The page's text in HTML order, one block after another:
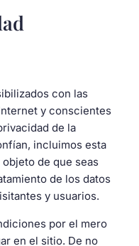
para
con las
y conscientes
de la
incluimos esta
de que seas
de los datos
y usuarios.
por el mero
en el sitio. De no